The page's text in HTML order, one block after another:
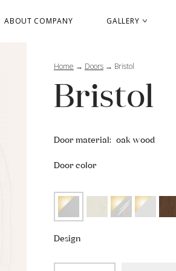
ABOUT COMPANY GALLERY
Home → Doors → Bristol
Bristol
Door material: oak wood
Design
Door color